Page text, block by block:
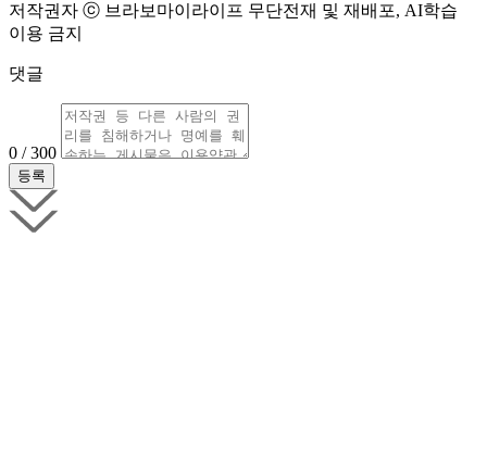
저작권자 ⓒ 브라보마이라이프 무단전재 및 재배포, AI학습
이용 금지
댓글
0 / 300